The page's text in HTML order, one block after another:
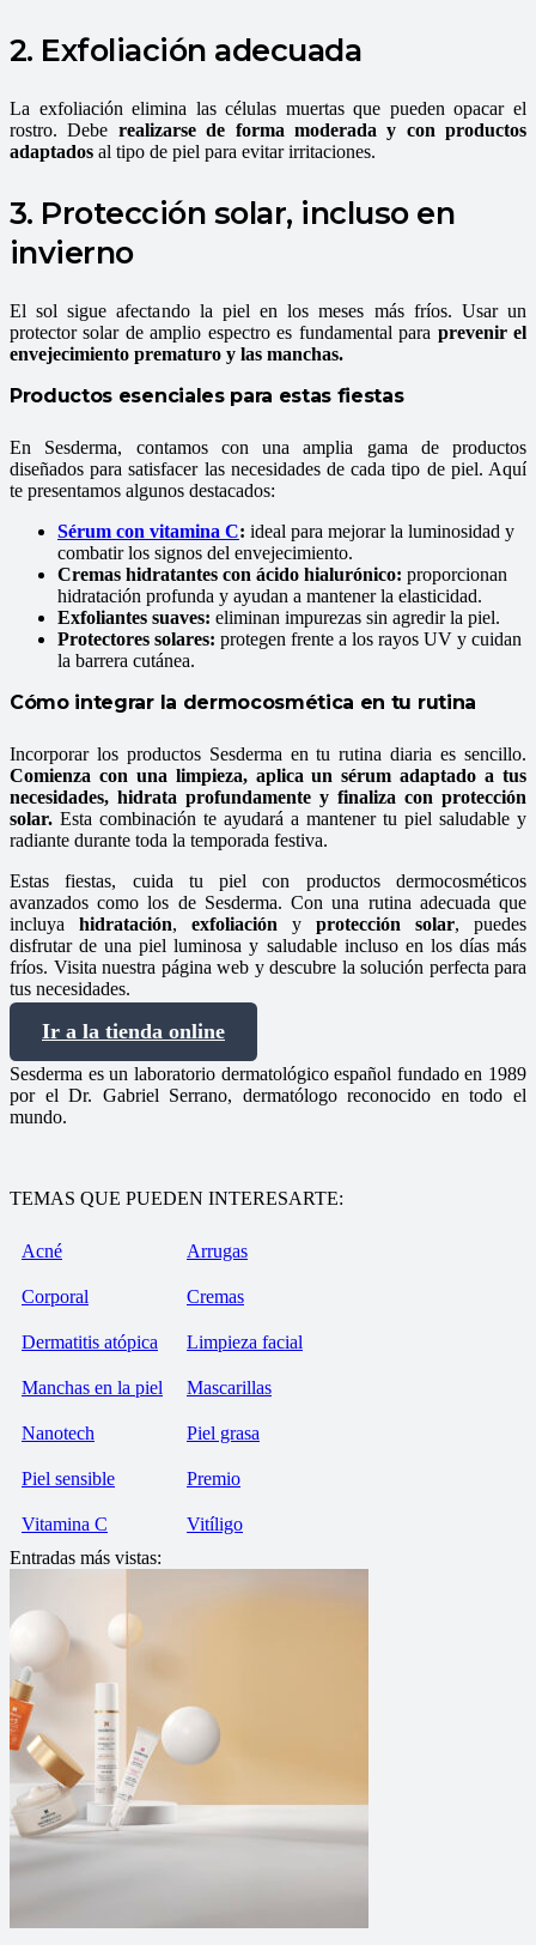
2. Exfoliación adecuada
La exfoliación elimina las células muertas que pueden opacar el
rostro. Debe realizarse de forma moderada y con productos
adaptados al tipo de piel para evitar irritaciones.
3. Protección solar, incluso en
invierno
El sol sigue afectando la piel en los meses más fríos. Usar un
protector solar de amplio espectro es fundamental para prevenir el
envejecimiento prematuro y las manchas.
Productos esenciales para estas fiestas
En Sesderma, contamos con una amplia gama de productos
diseñados para satisfacer las necesidades de cada tipo de piel. Aquí
te presentamos algunos destacados:
Sérum con vitamina C: ideal para mejorar la luminosidad y
combatir los signos del envejecimiento.
Cremas hidratantes con ácido hialurónico: proporcionan
hidratación profunda y ayudan a mantener la elasticidad.
Exfoliantes suaves: eliminan impurezas sin agredir la piel.
Protectores solares: protegen frente a los rayos UV y cuidan
la barrera cutánea.
Cómo integrar la dermocosmética en tu rutina
Incorporar los productos Sesderma en tu rutina diaria es sencillo.
Comienza con una limpieza, aplica un sérum adaptado a tus
necesidades, hidrata profundamente y finaliza con protección
solar. Esta combinación te ayudará a mantener tu piel saludable y
radiante durante toda la temporada festiva.
Estas fiestas, cuida tu piel con productos dermocosméticos
avanzados como los de Sesderma. Con una rutina adecuada que
incluya hidratación, exfoliación y protección solar, puedes
disfrutar de una piel luminosa y saludable incluso en los días más
fríos. Visita nuestra página web y descubre la solución perfecta para
tus necesidades.
Ir a la tienda online
Sesderma es un laboratorio dermatológico español fundado en 1989
por el Dr. Gabriel Serrano, dermatólogo reconocido en todo el
mundo.
TEMAS QUE PUEDEN INTERESARTE:
Acné Arrugas
Corporal Cremas
Dermatitis atópica Limpieza facial
Manchas en la piel Mascarillas
Nanotech Piel grasa
Piel sensible Premio
Vitamina C
Vitíligo
Entradas más vistas: